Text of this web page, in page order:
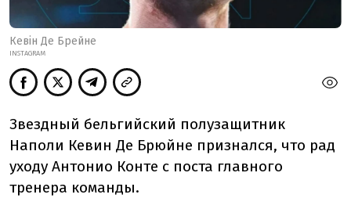
Кевін Де Брейне
INSTAGRAM
Звездный бельгийский полузащитник
Наполи Кевин Де Брюйне признался, что рад
уходу Антонио Конте с поста главного
тренера команды.